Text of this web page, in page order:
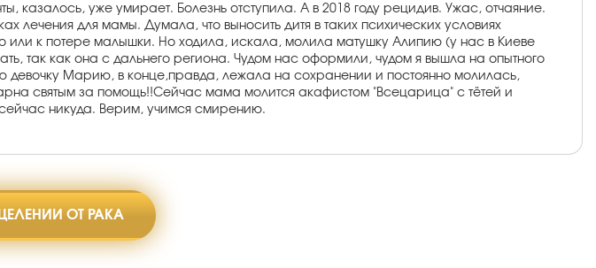
уже умирает. Болезнь отступила. А в 2018 году рецидив. Ужас, отчаяние.
для мамы. Думала, что выносить дитя в таких психических условиях
или к потере малышки. Но ходила, искала, молила матушку Алипию (у нас в Киеве
так как она с дальнего региона. Чудом нас оформили, чудом я вышла на опытного
Марию, в конце,правда, лежала на сохранении и постоянно молилась,
святым за помощь!!Сейчас мама молится акафистом "Всецарица" с тётей и
никуда. Верим, учимся смирению.
ОТ РАКА